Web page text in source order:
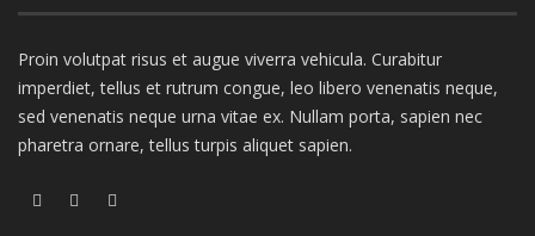
Proin volutpat risus et augue viverra vehicula. Curabitur
imperdiet, tellus et rutrum congue, leo libero venenatis neque,
sed venenatis neque urna vitae ex. Nullam porta, sapien nec
pharetra ornare, tellus turpis aliquet sapien.